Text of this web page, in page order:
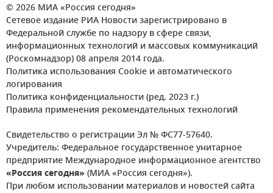
© 2026 МИА «Россия сегодня»
Сетевое издание РИА Новости зарегистрировано в
Федеральной службе по надзору в сфере связи,
информационных технологий и массовых коммуникаций
(Роскомнадзор) 08 апреля 2014 года.
Политика использования Cookie и автоматического
логирования
Политика конфиденциальности (ред. 2023 г.)
Правила применения рекомендательных технологий
Свидетельство о регистрации Эл № ФС77-57640.
Учредитель: Федеральное государственное унитарное
предприятие Международное информационное агентство
«Россия сегодня» (МИА «Россия сегодня»).
При любом использовании материалов и новостей сайта